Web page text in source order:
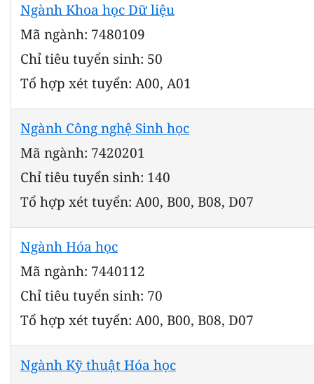
Ngành Khoa học Dữ liệu
Mã ngành: 7480109
Chỉ tiêu tuyển sinh: 50
Tổ hợp xét tuyển: A00, A01
Ngành Công nghệ Sinh học
Mã ngành: 7420201
Chỉ tiêu tuyển sinh: 140
Tổ hợp xét tuyển: A00, B00, B08, D07
Ngành Hóa học
Mã ngành: 7440112
Chỉ tiêu tuyển sinh: 70
Tổ hợp xét tuyển: A00, B00, B08, D07
Ngành Kỹ thuật Hóa học